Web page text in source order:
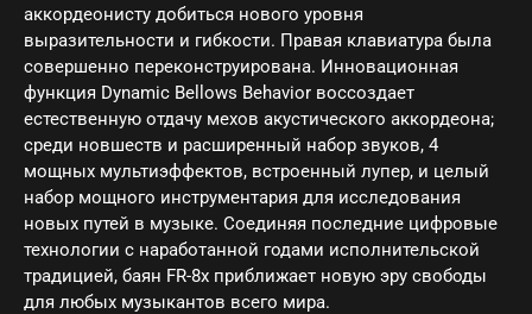
аккордеонисту добиться нового уровня
выразительности и гибкости. Правая клавиатура была
совершенно переконструирована. Инновационная
функция Dynamic Bellows Behavior воссоздает
естественную отдачу мехов акустического аккордеона;
среди новшеств и расширенный набор звуков, 4
мощных мультиэффектов, встроенный лупер, и целый
набор мощного инструментария для исследования
новых путей в музыке. Соединяя последние цифровые
технологии с наработанной годами исполнительской
традицией, баян FR-8x приближает новую эру свободы
для любых музыкантов всего мира.